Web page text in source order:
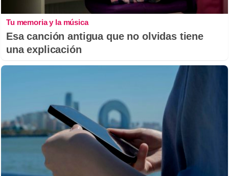
Tu memoria y la música
Esa canción antigua que no olvidas tiene
una explicación